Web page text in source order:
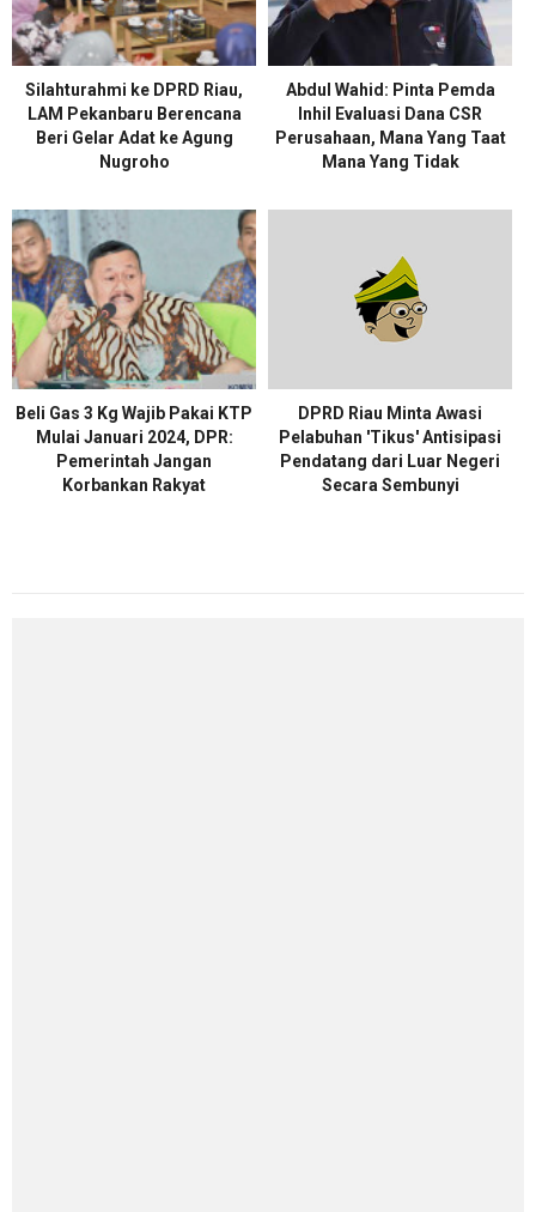
Silahturahmi ke DPRD Riau,
LAM Pekanbaru Berencana
Beri Gelar Adat ke Agung
Nugroho
Abdul Wahid: Pinta Pemda
Inhil Evaluasi Dana CSR
Perusahaan, Mana Yang Taat
Mana Yang Tidak
Beli Gas 3 Kg Wajib Pakai KTP
Mulai Januari 2024, DPR:
Pemerintah Jangan
Korbankan Rakyat
DPRD Riau Minta Awasi
Pelabuhan 'Tikus' Antisipasi
Pendatang dari Luar Negeri
Secara Sembunyi